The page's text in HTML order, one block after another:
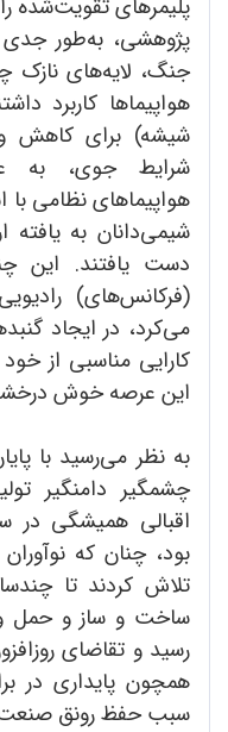
پلیمرهای تقویت‌شده
پژوهشی، به‌طور جدی
جنگ، لایه‌های نازک
هواپیماها کاربرد
شیشه) برای کاهش
شرایط جوی، به
هواپیماهای نظامی با
شیمی‌دانان به یافته
دست یافتند. این
(فرکانس‌های)
می‌کرد، در ایجاد
این عرصه خوش
به نظر می‌رسید با
چشمگیر دامنگیر
اقبالی همیشگی در
بود، چنان که نوآوران
تلاش کردند تا
ساخت و ساز و حمل و
رسید و تقاضای
همچون پایداری در
سبب حفظ رونق